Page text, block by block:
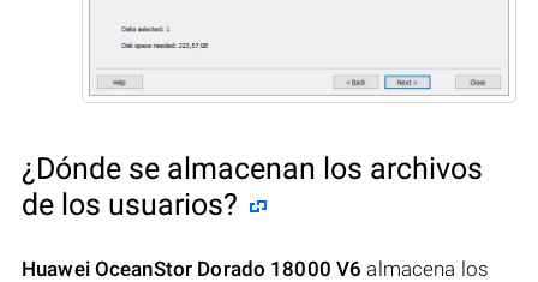
¿Dónde se almacenan los archivos
de los usuarios?
Huawei OceanStor Dorado 18000 V6 almacena los